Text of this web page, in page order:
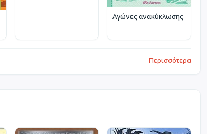
Αγώνες ανακύκλωσης
Περισσότερα